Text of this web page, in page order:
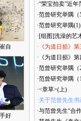
自
好
·“荣宝拍卖”近
·范曾研究举隅（
·范曾研究举隅(1)
·[组图]洗澡的艺
·《为道日损》
·《为道日损》
·范曾研究举隅（
·范曾研究举隅（
·<章草>(上)
·关于范曾先生
·与范曾先生“合